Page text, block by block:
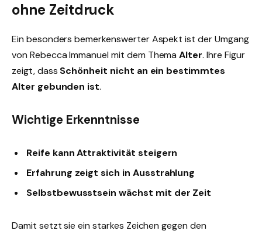
ohne Zeitdruck
Ein besonders bemerkenswerter Aspekt ist der Umgang
von Rebecca Immanuel mit dem ThemaAlter. Ihre Figur
zeigt, dass Schönheit nicht an ein bestimmtes
Alter gebunden ist.
Wichtige Erkenntnisse
Reife kann Attraktivität steigern
Erfahrung zeigt sich in Ausstrahlung
Selbstbewusstsein wächst mit der Zeit
Damit setzt sie ein starkes Zeichen gegen den